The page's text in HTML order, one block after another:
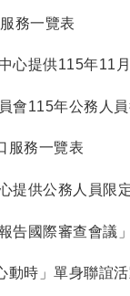
務一覽表
心提供115年11
會115年公務人
服務一覽表
提供公務人員限
告國際審查會議
動時」單身聯誼